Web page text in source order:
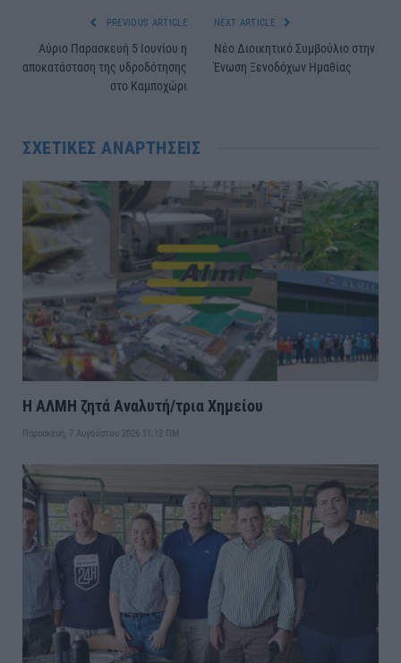
PREVIOUS ARTICLE
Αύριο Παρασκευή 5 Ιουνίου η
αποκατάσταση της υδροδότησης
στο Καμποχώρι
NEXT ARTICLE
Νέο Διοικητικό Συμβούλιο στην
Ένωση Ξενοδόχων Ημαθίας
ΣΧΕΤΙΚΈΣ ΑΝΑΡΤΉΣΕΙΣ
Η ΑΛΜΗ ζητά Αναλυτή/τρια Χημείου
Παρασκευή, 7 Αυγούστου 2026 11:12 ΠΜ